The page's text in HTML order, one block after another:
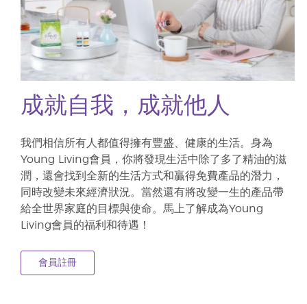
成就自我，成就他人
我們相信所有人都值得擁有豐盛、健康的生活。身為
Young Living會員，你將發現生活中除了多了精油的滋
潤，還會找到全新的生活方式和贏得免費產品的潛力，
同時改變未來經濟狀況。當然還有將改變一生的產品帶
給全世界家庭的目標與使命。馬上了解成為Young
Living會員的福利和待遇！
會員註冊